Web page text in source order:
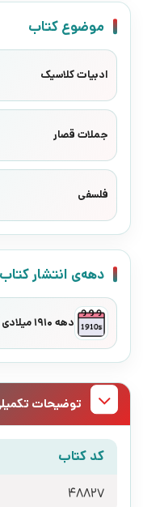
موضوع کتاب
ادبیات کلاسیک
جملات قصار
فلسفی
دهه‌ی انتشار کتاب
دهه 1910 میلادی
توضیحات
کد کتاب
48827